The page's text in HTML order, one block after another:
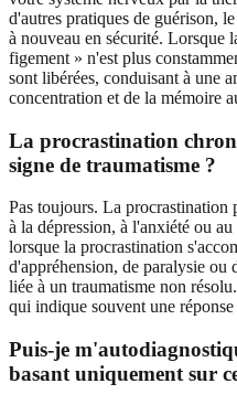
d'autres pratiques de guérison,
à nouveau en sécurité. Lorsque
figement » n'est plus
sont libérées, conduisant à une
concentration et de la mémoire
La procrastination
signe de traumatisme ?
Pas toujours. La
à la dépression, à l'anxiété ou
lorsque la procrastination
d'appréhension, de paralysie ou
liée à un traumatisme non
qui indique souvent une
Puis-je
basant uniquement sur